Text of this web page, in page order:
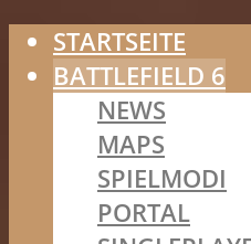
STARTSEITE
BATTLEFIELD 6
NEWS
MAPS
SPIELMODI
PORTAL